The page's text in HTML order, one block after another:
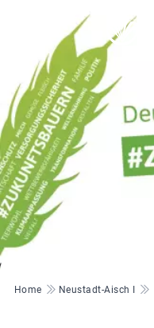
Pfadnavigation
Home Neustadt-Aisch I